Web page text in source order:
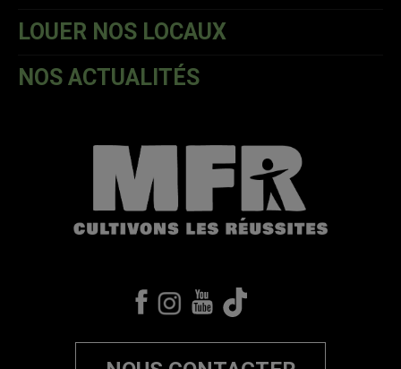
LOUER NOS LOCAUX
NOS ACTUALITÉS